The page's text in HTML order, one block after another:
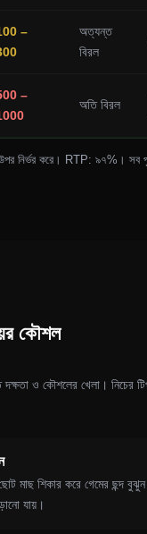
–
অত্যন্ত
বিরল
–
অতি বিরল
উপর নির্ভর করে। RTP: ৯৭%। সব
কৌশল
ও কৌশলের খেলা। নিচের
মাছ শিকার করে গেমের ছন্দ
যায়।